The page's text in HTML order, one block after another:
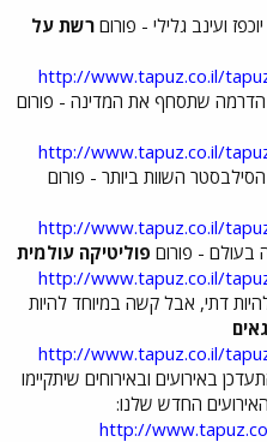
ועינב גלילי - פורום רשת על
http://www.tapuz.co.il/
הדרמה שתסחף את המדינה - פורום
http://www.tapuz.co.il/
השוות ביותר - פורום
http://www.tapuz.co.il/
בעולם - פורום פוליטיקה עולמית
http://www.tapuz.co.il/
דתי, אבל קשה במיוחד להיות
http://www.tapuz.co.il/
באירועים ובאירוחים שיתקיימו
החדש שלנו:
http://